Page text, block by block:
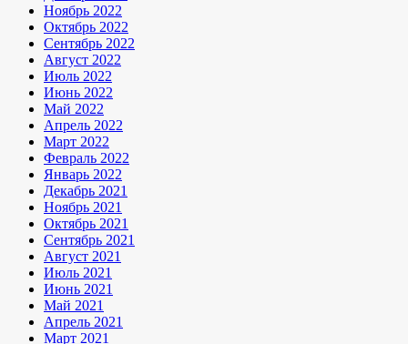
Ноябрь 2022
Октябрь 2022
Сентябрь 2022
Август 2022
Июль 2022
Июнь 2022
Май 2022
Апрель 2022
Март 2022
Февраль 2022
Январь 2022
Декабрь 2021
Ноябрь 2021
Октябрь 2021
Сентябрь 2021
Август 2021
Июль 2021
Июнь 2021
Май 2021
Апрель 2021
Март 2021